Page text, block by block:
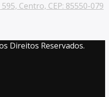
Centro, CEP: 85550-079
Direitos Reservados.